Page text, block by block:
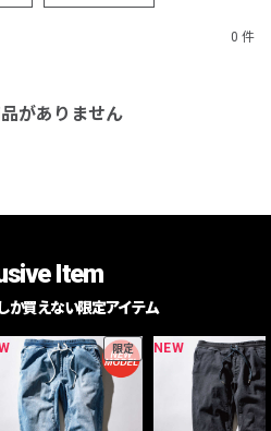
0 件
がありません
Item
か買えない限定アイテム
限定 NEW